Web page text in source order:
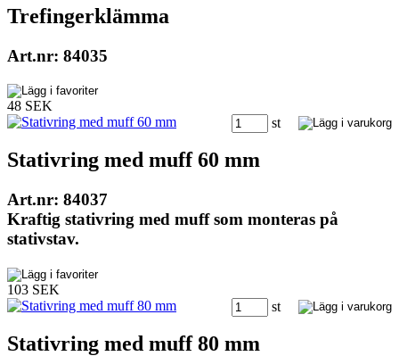
Trefingerklämma
Art.nr: 84035
48 SEK
st
Stativring med muff 60 mm
Art.nr: 84037
Kraftig stativring med muff som monteras på
stativstav.
103 SEK
st
Stativring med muff 80 mm